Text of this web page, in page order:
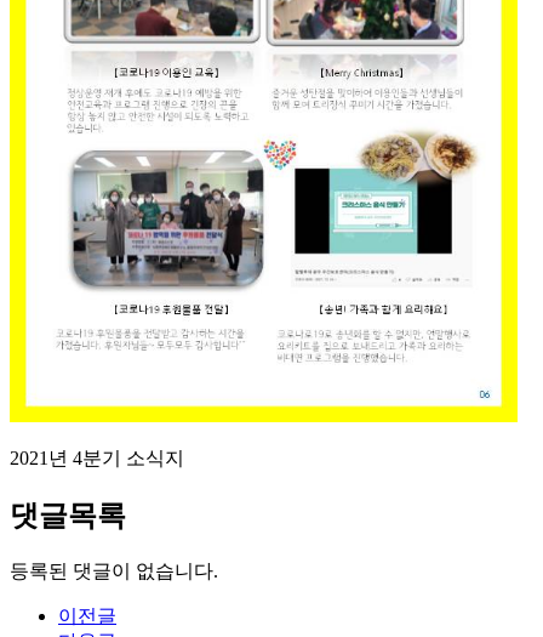
2021년 4분기 소식지
댓글목록
등록된 댓글이 없습니다.
이전글